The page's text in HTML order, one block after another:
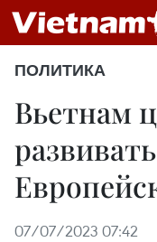
ПОЛИТИКА
Вьетнам
07/07/2023 07:42